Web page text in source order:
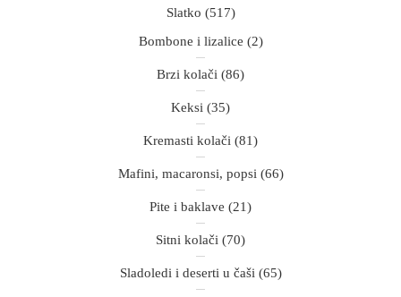
Slatko (517)
Bombone i lizalice (2)
Brzi kolači (86)
Keksi (35)
Kremasti kolači (81)
Mafini, macaronsi, popsi (66)
Pite i baklave (21)
Sitni kolači (70)
Sladoledi i deserti u čaši (65)